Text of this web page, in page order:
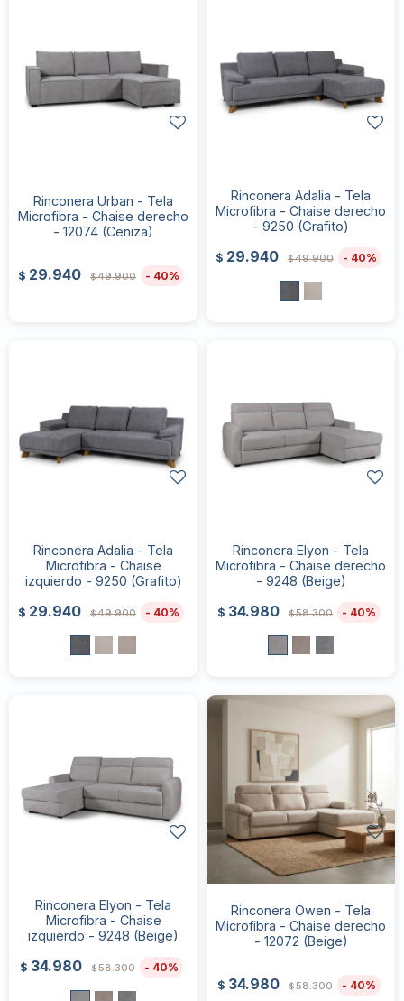
Rinconera Urban - Tela
Microfibra - Chaise derecho
- 12074 (Ceniza)
$ 29.940 $49.900 40
Rinconera Adalia - Tela
Microfibra - Chaise derecho
- 9250 (Grafito)
$ 29.940 $49.900 40
Rinconera Adalia - Tela
Microfibra - Chaise
izquierdo - 9250 (Grafito)
$ 29.940 $49.900 40
Rinconera Elyon - Tela
Microfibra - Chaise derecho
- 9248 (Beige)
$ 34.980 $58.300 40
Rinconera Elyon - Tela
Microfibra - Chaise
izquierdo - 9248 (Beige)
$ 34.980 $58.300 40
Rinconera Owen - Tela
Microfibra - Chaise derecho
- 12072 (Beige)
$ 34.980 $58.300 40